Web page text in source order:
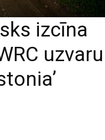
izcīna
uzvaru